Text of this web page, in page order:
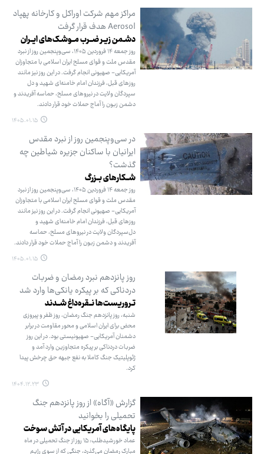
مراکز مهم شرکت اوراکل و کارخانه پهپاد
Aerosol هدف قرار گرفت
دشـمن زیـر ضــرب مــوشـک‌های ایــران
روز جمعه ۱۴ فروردین ۱۴۰۵، سی‌وپنجمین روز از نبرد
مقدس ملت و قوای مسلح ایران اسلامی با متجاوزان
آمریکایی- صهیونی انجام گرفت. در این روز نیز مانند
روزهای قبل، فرزندان امام خامنه‌ای شهید و دل
سپردگان ولایت در نیروهای مسلح، حماسه آفریدند و
دشمن زبون را آماج حملات خود قرار دادند.
۱۴۰۵.۰۱.۱۵
در سی‌وپنجمین روز از نبرد مقدس
ایرانیان با ساکنان جزیره شیاطین چه
گذشت؟
شــکارهای بــزرگ
روز جمعه ۱۴ فروردین ۱۴۰۵، سی‌وپنجمین روز از نبرد
مقدس ملت و قوای مسلح ایران اسلامی با متجاوزان
آمریکایی- صهیونی انجام گرفت. در این روز نیز مانند
روزهای قبل، فرزندان امام خامنه‌ای شهید و
دل‌سپردگان ولایت در نیروهای مسلح، حماسه
آفریدند و دشمن زبون را آماج حملات خود قرار دادند.
۱۴۰۵.۰۱.۱۵
روز پانزدهم نبرد رمضان و ضربات
دردناکی که بر پیکره یانکی‌ها وارد شد
تـروریست‌ها نــقره‌داغ شــدند
شنبه، روز پانزدهم جنگ رمضان، روز ظفر و پیروزی
محض برای ایران اسلامی و محور مقاومت در برابر
دشمنان آمریکایی- صهیونیستی بود. در این روز
ضربات دردناکی بر پیکره متجاوزین وارد آمد و
ژئوپلیتیک جنگ کاملا به نفع جبهه حق چرخش پیدا
کرد.
۱۴۰۴.۱۲.۲۳
گزارش «آگاه» از روز پانزدهم جنگ
تحمیلی را بخوانید
پایگاه‌های آمریکایی در آتش سوخت
عماد خورشیدطلب: ۱۵ روز از جنگ تحمیلی در ماه
مبارک رمضان می‌گذرد، جنگی که از سوی رژیم